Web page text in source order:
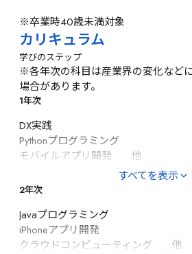
※卒業時40歳未満対象
カリキュラム
学びのステップ
※各年次の科目は産業界の変化など
場合があります。
1年次
DX実践
Pythonプログラミング
モバイルアプリ開発　…他
すべてを表示
2年次
Javaプログラミング
iPhoneアプリ開発
クラウドコンピューティング　…他